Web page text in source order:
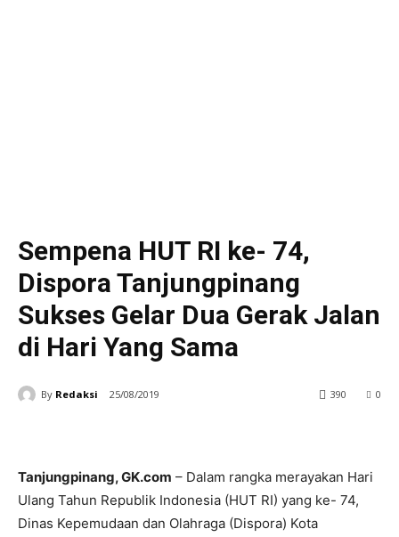
Sempena HUT RI ke- 74,
Dispora Tanjungpinang
Sukses Gelar Dua Gerak Jalan
di Hari Yang Sama
By Redaksi 25/08/2019 0
390
Tanjungpinang, GK.com – Dalam rangka merayakan Hari
Ulang Tahun Republik Indonesia (HUT RI) yang ke- 74,
Dinas Kepemudaan dan Olahraga (Dispora) Kota